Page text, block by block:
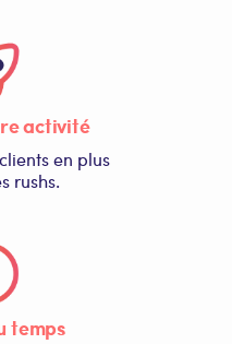
activité
en plus
rushs.
temps